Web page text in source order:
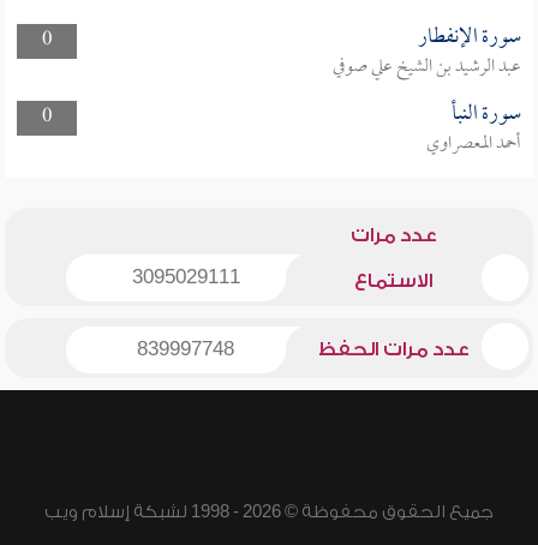
0
سورة الإنفطار
عبد الرشيد بن الشيخ علي صوفي
0
سورة النبأ
أحمد المعصراوي
عدد مرات
الاستماع 3095029111
عدد مرات الحفظ 839997748
جميع الحقوق محفوظة © 2026 - 1998 لشبكة إسلام ويب